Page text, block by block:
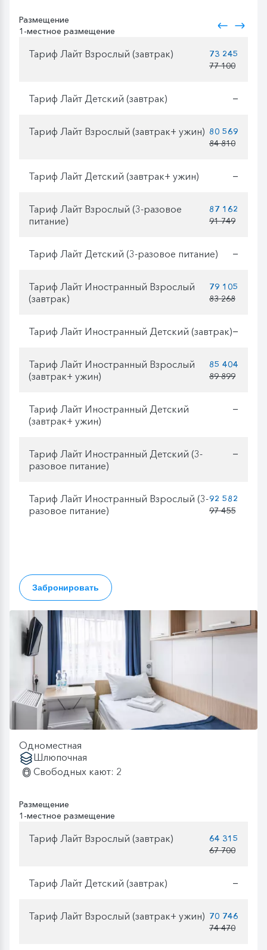
Размещение
1-местное размещение
Тариф Лайт Взрослый (завтрак)
73 245
77 100
Тариф Лайт Детский (завтрак) —
Тариф Лайт Взрослый (завтрак+ ужин) 80 569
84 810
Тариф Лайт Детский (завтрак+ ужин) —
Тариф Лайт Взрослый (3-разовое
питание)
87 162
91 749
Тариф Лайт Детский (3-разовое питание) —
Тариф Лайт Иностранный Взрослый
(завтрак)
79 105
83 268
Тариф Лайт Иностранный Детский (завтрак)—
Тариф Лайт Иностранный Взрослый
(завтрак+ ужин)
85 404
89 899
Тариф Лайт Иностранный Детский
(завтрак+ ужин)
—
Тариф Лайт Иностранный Детский (3-
разовое питание)
—
Тариф Лайт Иностранный Взрослый (3-
разовое питание)
92 582
97 455
Забронировать
Одноместная
Шлюпочная
Свободных кают: 2
Размещение
1-местное размещение
Тариф Лайт Взрослый (завтрак)
64 315
67 700
Тариф Лайт Детский (завтрак) —
Тариф Лайт Взрослый (завтрак+ ужин) 70 746
74 470